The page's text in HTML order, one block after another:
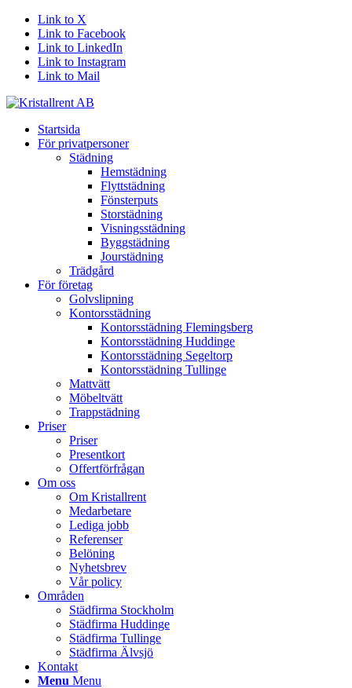
Link to X
Link to Facebook
Link to LinkedIn
Link to Instagram
Link to Mail
Startsida
För privatpersoner
Städning
Hemstädning
Flyttstädning
Fönsterputs
Storstädning
Visningsstädning
Byggstädning
Jourstädning
Trädgård
För företag
Golvslipning
Kontorsstädning
Kontorsstädning Flemingsberg
Kontorsstädning Huddinge
Kontorsstädning Segeltorp
Kontorsstädning Tullinge
Mattvätt
Möbeltvätt
Trappstädning
Priser
Priser
Presentkort
Offertförfrågan
Om oss
Om Kristallrent
Medarbetare
Lediga jobb
Referenser
Belöning
Nyhetsbrev
Vår policy
Områden
Städfirma Stockholm
Städfirma Huddinge
Städfirma Tullinge
Städfirma Älvsjö
Kontakt
Menu Menu